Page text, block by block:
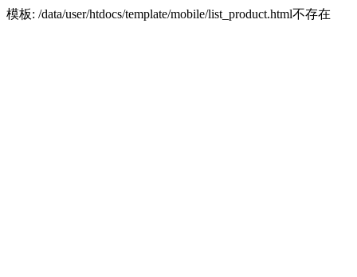
模板: /data/user/htdocs/template/mobile/list_product.html不存在